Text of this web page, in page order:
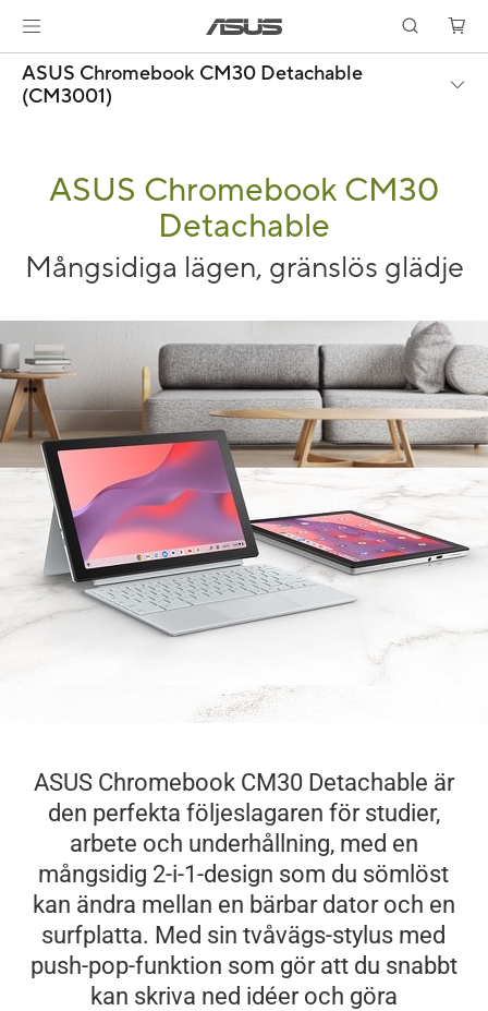
ASUS Chromebook CM30 Detachable
(CM3001)
ASUS Chromebook CM30
Detachable
Mångsidiga lägen, gränslös glädje
ASUS Chromebook CM30 Detachable är
den perfekta följeslagaren för studier,
arbete och underhållning, med en
mångsidig 2-i-1-design som du sömlöst
kan ändra mellan en bärbar dator och en
surfplatta. Med sin tvåvägs-stylus med
push-pop-funktion som gör att du snabbt
kan skriva ned idéer och göra